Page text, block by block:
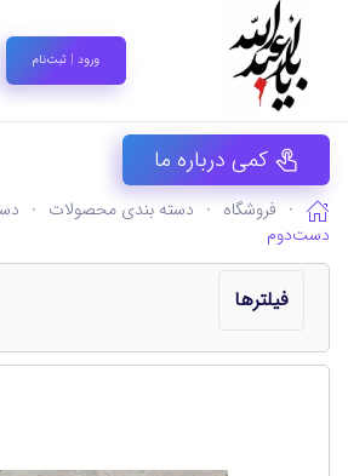
ورود | ثبت‌نام
کمی درباره ما
فروشگاه دسته بندی محصولات
دست‌دوم
فیلترها